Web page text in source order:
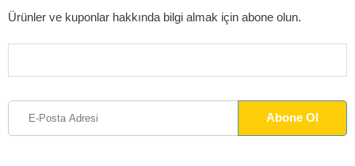
Ürünler ve kuponlar hakkında bilgi almak için abone olun.